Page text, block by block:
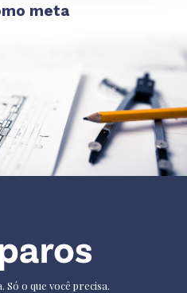
meta
Só o que você precisa.